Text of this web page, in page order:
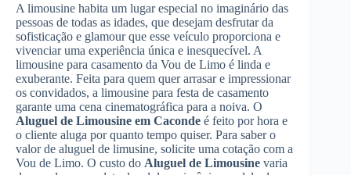
A limousine habita um lugar especial no imaginário das
pessoas de todas as idades, que desejam desfrutar da
sofisticação e glamour que esse veículo proporciona e
vivenciar uma experiência única e inesquecível. A
limousine para casamento da Vou de Limo é linda e
exuberante. Feita para quem quer arrasar e impressionar
os convidados, a limousine para festa de casamento
garante uma cena cinematográfica para a noiva. O
Aluguel de Limousine em Caconde é feito por hora e
o cliente aluga por quanto tempo quiser. Para saber o
valor de aluguel de limusine, solicite uma cotação com a
Vou de Limo. O custo do Aluguel de Limousine varia